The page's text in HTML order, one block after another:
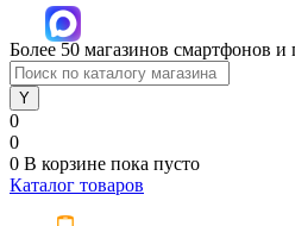
Более 50 магазинов смартфонов и
0
0
0 В корзине пока пусто
Каталог товаров